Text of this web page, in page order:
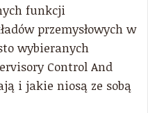
funkcji
przemysłowych w
wybieranych
Control And
i jakie niosą ze sobą